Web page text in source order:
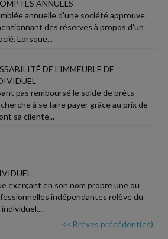
ANNUELS
annuelle d'une société approuve
des réserves à propos d'un
Lorsque...
DE L'IMMEUBLE DE
pas remboursé le solde de prêts
à se faire payer grâce au prix de
sa cliente...
exerçant en son nom propre une ou
indépendantes relève du
<< Brèves précédent(es)